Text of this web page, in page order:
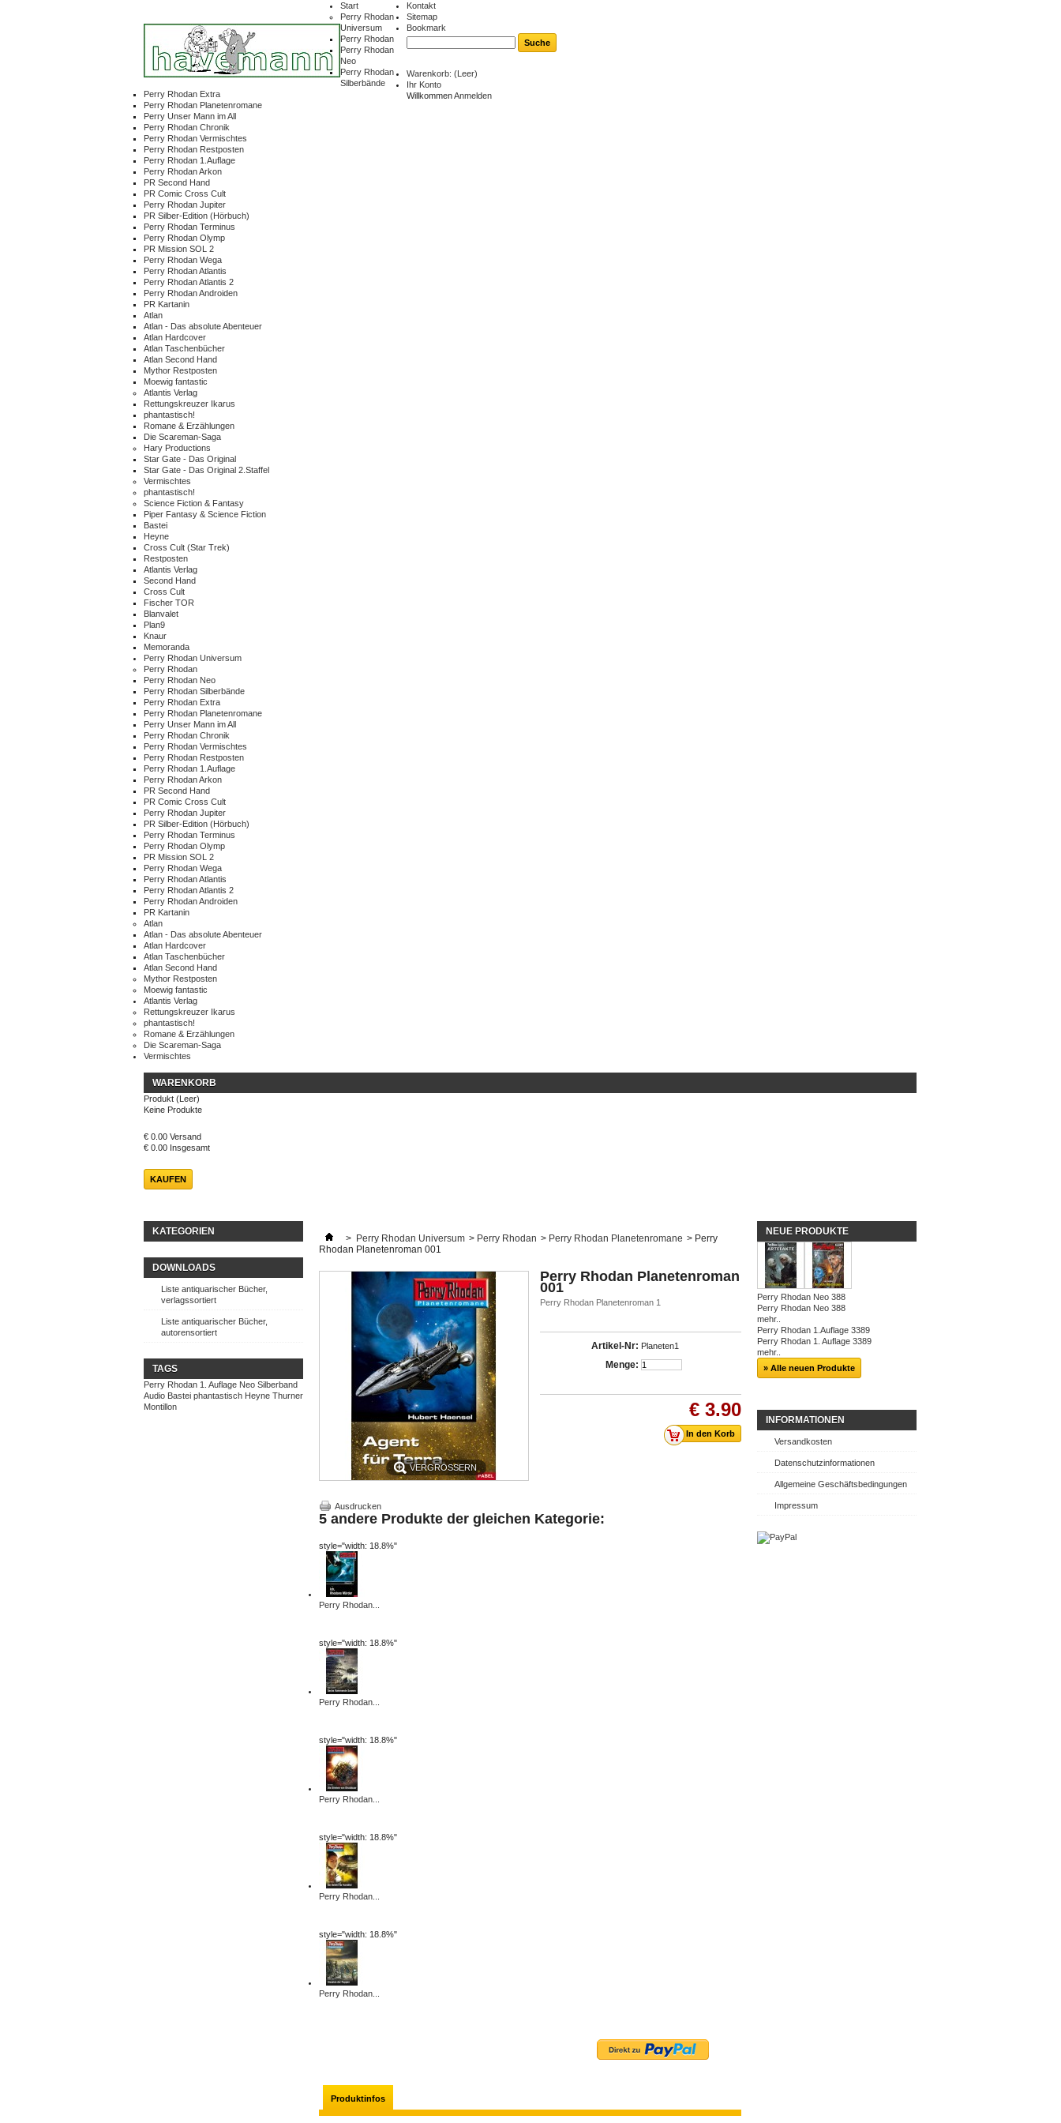
Kontakt
Sitemap
Bookmark
Warenkorb: (Leer)
Ihr Konto
WillkommenAnmelden
Start
Perry Rhodan
Universum
Perry Rhodan
Perry Rhodan
Neo
Perry Rhodan
Silberbände
Perry Rhodan Extra
Perry Rhodan Planetenromane
Perry Unser Mann im All
Perry Rhodan Chronik
Perry Rhodan Vermischtes
Perry Rhodan Restposten
Perry Rhodan 1.Auflage
Perry Rhodan Arkon
PR Second Hand
PR Comic Cross Cult
Perry Rhodan Jupiter
PR Silber-Edition (Hörbuch)
Perry Rhodan Terminus
Perry Rhodan Olymp
PR Mission SOL 2
Perry Rhodan Wega
Perry Rhodan Atlantis
Perry Rhodan Atlantis 2
Perry Rhodan Androiden
PR Kartanin
Atlan
Atlan - Das absolute Abenteuer
Atlan Hardcover
Atlan Taschenbücher
Atlan Second Hand
Mythor Restposten
Moewig fantastic
Atlantis Verlag
Rettungskreuzer Ikarus
phantastisch!
Romane & Erzählungen
Die Scareman-Saga
Hary Productions
Star Gate - Das Original
Star Gate - Das Original 2.Staffel
Vermischtes
phantastisch!
Science Fiction & Fantasy
Piper Fantasy & Science Fiction
Bastei
Heyne
Cross Cult (Star Trek)
Restposten
Atlantis Verlag
Second Hand
Cross Cult
Fischer TOR
Blanvalet
Plan9
Knaur
Memoranda
Perry Rhodan Universum
Perry Rhodan
Perry Rhodan Neo
Perry Rhodan Silberbände
Perry Rhodan Extra
Perry Rhodan Planetenromane
Perry Unser Mann im All
Perry Rhodan Chronik
Perry Rhodan Vermischtes
Perry Rhodan Restposten
Perry Rhodan 1.Auflage
Perry Rhodan Arkon
PR Second Hand
PR Comic Cross Cult
Perry Rhodan Jupiter
PR Silber-Edition (Hörbuch)
Perry Rhodan Terminus
Perry Rhodan Olymp
PR Mission SOL 2
Perry Rhodan Wega
Perry Rhodan Atlantis
Perry Rhodan Atlantis 2
Perry Rhodan Androiden
PR Kartanin
Atlan
Atlan - Das absolute Abenteuer
Atlan Hardcover
Atlan Taschenbücher
Atlan Second Hand
Mythor Restposten
Moewig fantastic
Atlantis Verlag
Rettungskreuzer Ikarus
phantastisch!
Romane & Erzählungen
Die Scareman-Saga
Vermischtes
WARENKORB
Produkt (Leer)
Keine Produkte
€ 0.00 Versand
€ 0.00 Insgesamt
KAUFEN
KATEGORIEN
DOWNLOADS
Liste antiquarischer Bücher,
verlagssortiert
Liste antiquarischer Bücher,
autorensortiert
TAGS
Perry Rhodan 1. Auflage Neo Silberband
Audio Bastei phantastisch Heyne Thurner
Montillon
> Perry Rhodan Universum > Perry Rhodan > Perry Rhodan Planetenromane > Perry
Rhodan Planetenroman 001
VERGRÖSSERN
Ausdrucken
Perry Rhodan Planetenroman
001
Perry Rhodan Planetenroman 1
Artikel-Nr: Planeten1
Menge:
€ 3.90
5 andere Produkte der gleichen Kategorie:
style="width: 18.8%"
Perry Rhodan...
style="width: 18.8%"
Perry Rhodan...
style="width: 18.8%"
Perry Rhodan...
style="width: 18.8%"
Perry Rhodan...
style="width: 18.8%"
Perry Rhodan...
Produktinfos
NEUE PRODUKTE
Perry Rhodan Neo 388
Perry Rhodan Neo 388
mehr..
Perry Rhodan 1.Auflage 3389
Perry Rhodan 1. Auflage 3389
mehr..
» Alle neuen Produkte
INFORMATIONEN
Versandkosten
Datenschutzinformationen
Allgemeine Geschäftsbedingungen
Impressum